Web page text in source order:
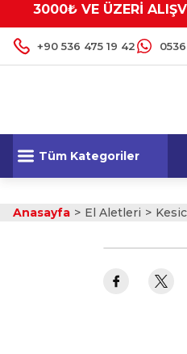
3000₺ VE ÜZERİ
+90 536 475 19 42
Tüm Kategoriler
Anasayfa El Aletleri